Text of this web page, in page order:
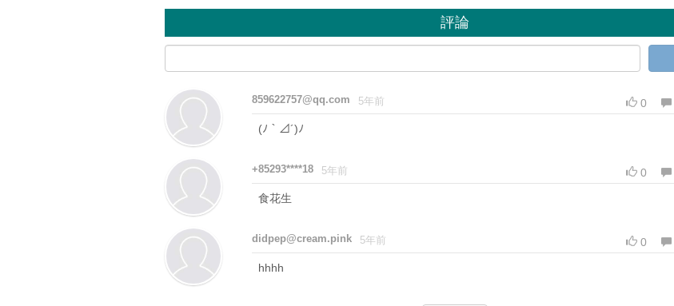
評論
859622757@qq.com 5年前 0
(ﾉ｀⊿´)ﾉ
+85293****18 5年前 0
食花生
didpep@cream.pink 5年前 0
hhhh